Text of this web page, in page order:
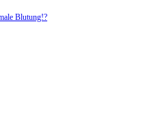
Blutung!?